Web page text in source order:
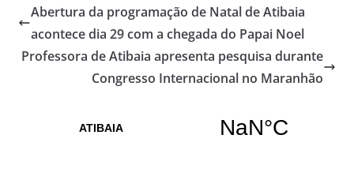
Abertura da programação de Natal de Atibaia
acontece dia 29 com a chegada do Papai Noel
Professora de Atibaia apresenta pesquisa durante
Congresso Internacional no Maranhão